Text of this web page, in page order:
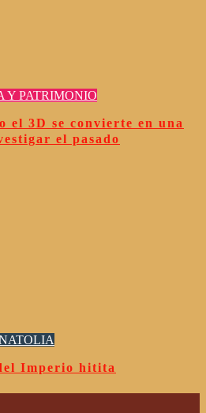
Y PATRIMONIO
el 3D se convierte en una
el pasado
Imperio hitita